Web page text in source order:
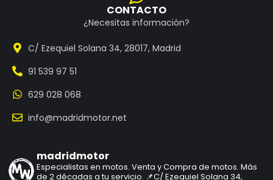
CONTACTO
¿Necesitas información?
C/ Ezequiel Solana 34, 28017, Madrid
91 539 97 51
629 028 068
info@madridmotor.net
madridmotor
Especialistas en motos. Venta y Compra de motos. Más
de 2 décadas a tu servicio. 📌C/ Ezequiel Solana 34,